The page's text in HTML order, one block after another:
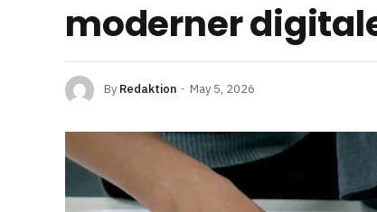
moderner
By Redaktion May 5, 2026